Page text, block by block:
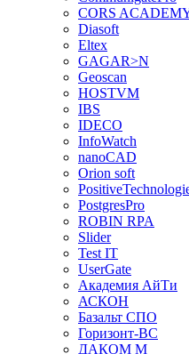
CORS
Diasoft
Eltex
GAGAR>N
Geoscan
HOSTVM
IBS
IDECO
InfoWatch
nanoCAD
Orion soft
PostgresPro
ROBIN RPA
Slider
Test IT
UserGate
Академия АйТи
АСКОН
Базальт СПО
Горизонт-ВС
ДАКОМ М